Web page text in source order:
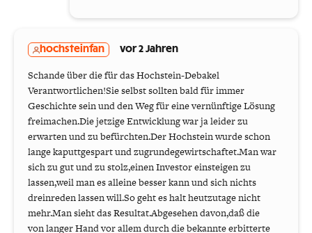
hochsteinfan vor 2 Jahren
Schande über die für das Hochstein-Debakel
Verantwortlichen!Sie selbst sollten bald für immer
Geschichte sein und den Weg für eine vernünftige Lösung
freimachen.Die jetzige Entwicklung war ja leider zu
erwarten und zu befürchten.Der Hochstein wurde schon
lange kaputtgespart und zugrundegewirtschaftet.Man war
sich zu gut und zu stolz,einen Investor einsteigen zu
lassen,weil man es alleine besser kann und sich nichts
dreinreden lassen will.So geht es halt heutzutage nicht
mehr.Man sieht das Resultat.Abgesehen davon,daß die
von langer Hand vor allem durch die bekannte erbitterte